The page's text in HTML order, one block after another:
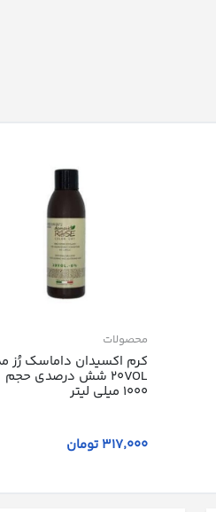
محصولات
کرم اکسیدان داماسک رُز
20VOL شش درصدی حجم
1000 میلی لیتر
317٬000 تومان